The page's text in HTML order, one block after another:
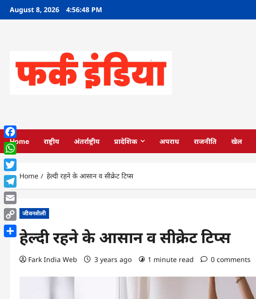
SkipAugust 8, 2026 4:56:49 PM
Home राष्ट्रीय अंतर्राष्ट्रीय प्रादेशिक अपराध राजनीति खेल
Home हेल्दी रहने के आसान व सीक्रेट टिप्स
जीवनशैली
हेल्दी रहने के आसान व सीक्रेट टिप्स
Fark India Web 3 years ago 1 minute read 0 comments
Facebook
WhatsApp
Twitter
Telegram
Email
Copy
Link
Share